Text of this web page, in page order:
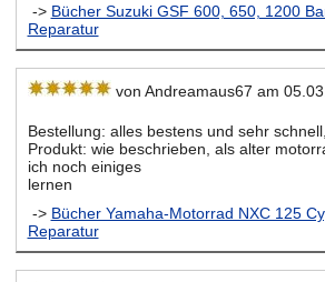
-> Bücher Suzuki GSF 600, 650, 1200
Reparatur
von Andreamaus67 am
Bestellung: alles bestens und sehr
Produkt: wie beschrieben, als alter
ich noch einiges
lernen
-> Bücher Yamaha-Motorrad NXC 125
Reparatur